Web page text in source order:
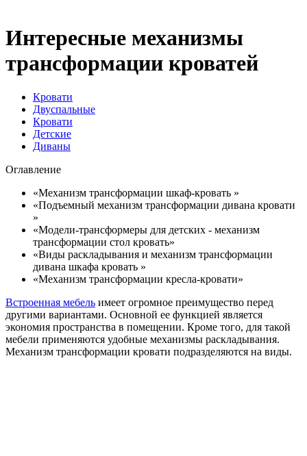
Интересные механизмы
трансформации кроватей
Кровати
Двуспальные
Кровати
Детские
Диваны
Оглавление
«Механизм трансформации шкаф-кровать »
«Подъемный механизм трансформации дивана кровати
»
«Модели-трансформеры для детских - механизм
трансформации стол кровать»
«Виды раскладывания и механизм трансформации
дивана шкафа кровать »
«Механизм трансформации кресла-кровати»
Встроенная мебель имеет огромное преимущество перед
другими вариантами. Основной ее функцией является
экономия пространства в помещении. Кроме того, для такой
мебели применяются удобные механизмы раскладывания.
Механизм трансформации кровати подразделяются на виды.